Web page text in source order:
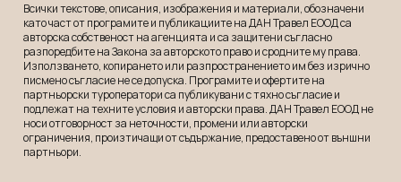
Всички текстове, описания, изображения и материали, обозначени
като част от програмите и публикациите на ДАН Травел ЕООД са
авторска собственост на агенцията и са защитени съгласно
разпоредбите на Закона за авторското право и сродните му права.
Използването, копирането или разпространението им без изрично
писмено съгласие не се допуска. Програмите и офертите на
партньорски туроператори са публикувани с тяхно съгласие и
подлежат на техните условия и авторски права. ДАН Травел ЕООД не
носи отговорност за неточности, промени или авторски
ограничения, произтичащи от съдържание, предоставено от външни
партньори.